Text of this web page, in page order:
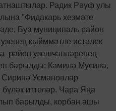
Радик Рәүф улы
"Фидакарь хезмәте
Буа муниципаль район
кыйммәтле истәлек
район узешчәннәренең
барылды: Камилә Мусина,
Усмановлар
иттеләр. Чара Яңа
барылды, корбан ашы